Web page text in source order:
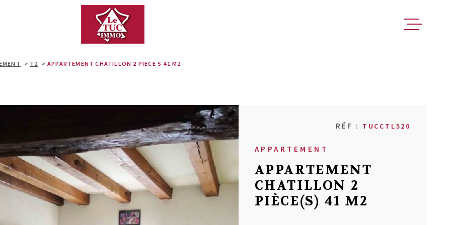
VENDRE
T2 APPARTEMENT CHATILLON 2 PIECE S 41 M2
RÉF : TUCCTL520
APPARTEMENT
APPARTEMENT
CHATILLON 2
PIÈCE(S) 41 M2